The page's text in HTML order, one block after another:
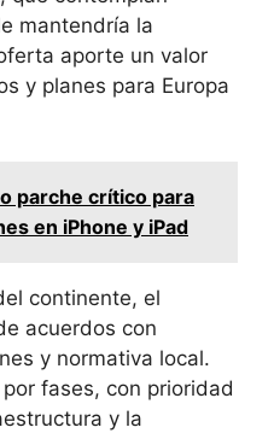
mantendría la
aporte un valor
y planes para Europa
parche crítico para
en iPhone y iPad
continente, el
acuerdos con
y normativa local.
fases, con prioridad
y la